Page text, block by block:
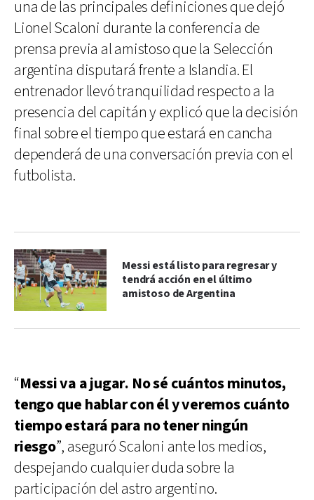
una de las principales definiciones que dejó
Lionel Scaloni durante la conferencia de
prensa previa al amistoso que la Selección
argentina disputará frente a Islandia. El
entrenador llevó tranquilidad respecto a la
presencia del capitán y explicó que la decisión
final sobre el tiempo que estará en cancha
dependerá de una conversación previa con el
futbolista.
Messi está listo para regresar y
tendrá acción en el último
amistoso de Argentina
“Messi va a jugar. No sé cuántos minutos,
tengo que hablar con él y veremos cuánto
tiempo estará para no tener ningún
riesgo”, aseguró Scaloni ante los medios,
despejando cualquier duda sobre la
participación del astro argentino.